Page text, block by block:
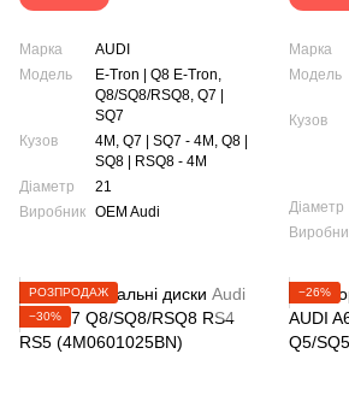
Марка
AUDI
Модель
E-Tron | Q8 E-Tron,
Q8/SQ8/RSQ8, Q7 |
SQ7
Кузов
4M, Q7 | SQ7 - 4M, Q8 |
SQ8 | RSQ8 - 4M
Діаметр
21
Виробник OEM Audi
Марка
Модель
Кузов
Діаметр
РОЗПРОДАЖ
−30%
−26%